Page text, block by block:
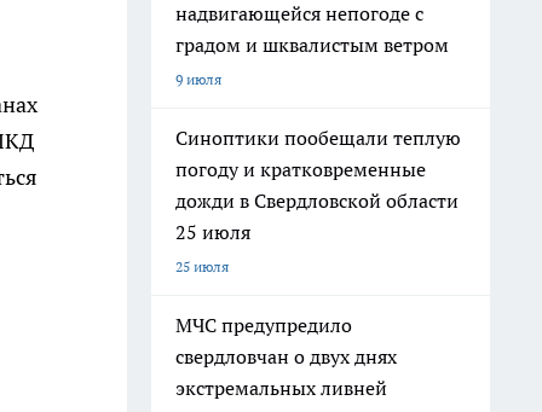
надвигающейся непогоде с
градом и шквалистым ветром
9 июля
Синоптики пообещали теплую
погоду и кратковременные
дожди в Свердловской области
25 июля
25 июля
МЧС предупредило
свердловчан о двух днях
экстремальных ливней